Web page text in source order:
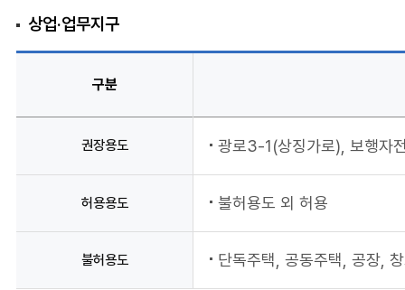
상업·업무지구
구분
권장용도 광로3-1(상징가로), 보행자
허용용도 불허용도 외 허용
불허용도 단독주택, 공동주택, 공장,